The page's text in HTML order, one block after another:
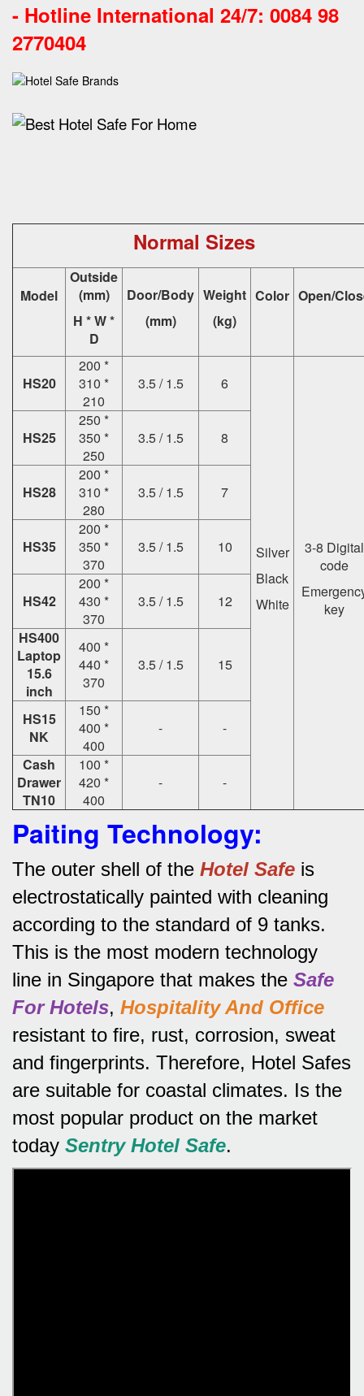
- Hotline International 24/7: 0084 98
2770404
Normal Sizes
Model
Outside
(mm)
H * W *
D
Door/Body
(mm)
Weight
(kg)
Color Open/
HS20
200 *
310 *
210
3.5 / 1.5 6
Silver
Black
White
3-8 Digital
code
key
HS25
250 *
350 *
250
3.5 / 1.5 8
HS28
200 *
310 *
280
3.5 / 1.5 7
HS35
200 *
350 *
370
3.5 / 1.5 10
HS42
200 *
430 *
370
3.5 / 1.5
12
HS400
Laptop
15.6
inch
400 *
440 *
370
3.5 / 1.5 15
HS15
NK
150 *
400 *
400
-
-
Cash
Drawer
TN10
100 *
420 *
400
- -
Paiting Technology:
The outer shell of the Hotel Safe is
electrostatically painted with cleaning
according to the standard of 9 tanks.
This is the most modern technology
line in Singapore that makes the Safe
For Hotels, Hospitality And Office
resistant to fire, rust, corrosion, sweat
and fingerprints. Therefore, Hotel Safes
are suitable for coastal climates. Is the
most popular product on the market
today Sentry Hotel Safe.